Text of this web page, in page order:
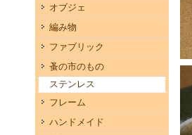
オブジェ
編み物
ファブリック
蚤の市のもの
ステンレス
フレーム
ハンドメイド